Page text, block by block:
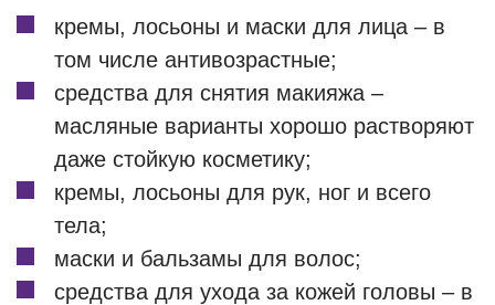
кремы, лосьоны и маски для лица – в
том числе антивозрастные;
средства для снятия макияжа –
масляные варианты хорошо растворяют
даже стойкую косметику;
кремы, лосьоны для рук, ног и всего
тела;
маски и бальзамы для волос;
средства для ухода за кожей головы – в